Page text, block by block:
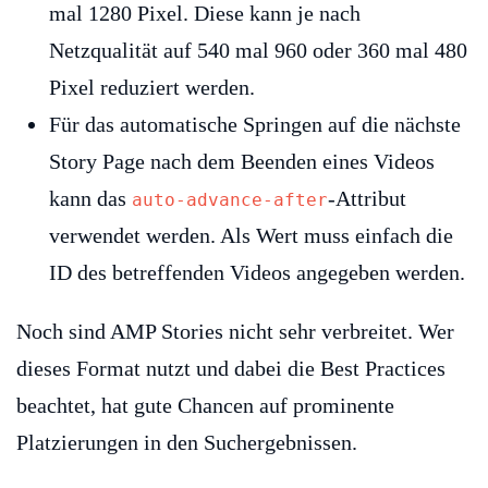
mal 1280 Pixel. Diese kann je nach
Netzqualität auf 540 mal 960 oder 360 mal 480
Pixel reduziert werden.
Für das automatische Springen auf die nächste
Story Page nach dem Beenden eines Videos
kann das auto-advance-after-Attribut
verwendet werden. Als Wert muss einfach die
ID des betreffenden Videos angegeben werden.
Noch sind AMP Stories nicht sehr verbreitet. Wer
dieses Format nutzt und dabei die Best Practices
beachtet, hat gute Chancen auf prominente
Platzierungen in den Suchergebnissen.